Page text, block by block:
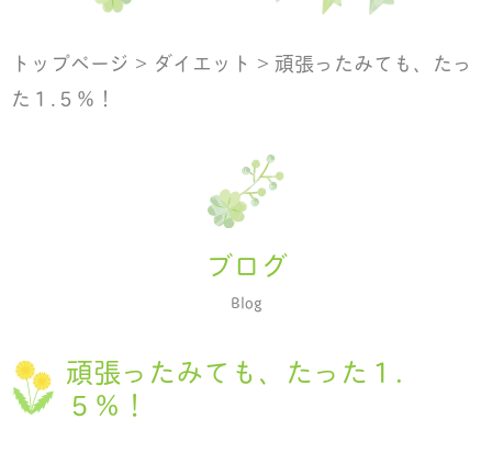
トップページ > ダイエット > 頑張ったみても、たっ
た１.５％！
ブログ
Blog
頑張ったみても、たった１.
５％！